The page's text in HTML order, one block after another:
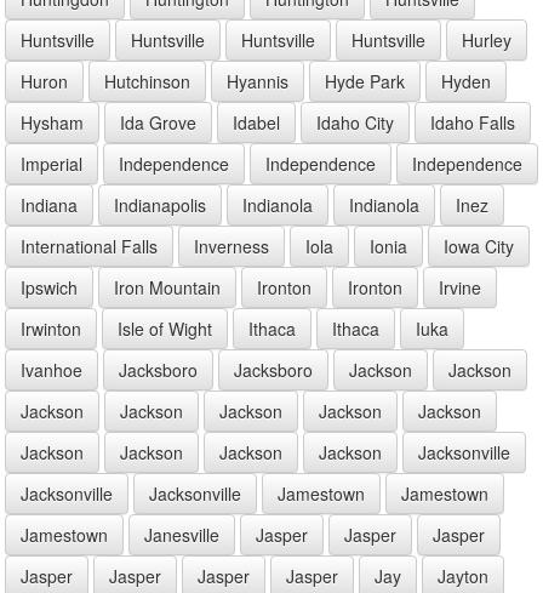
Huntsville
Huntsville Huntsville Huntsville
Hurley
Huron
Hutchinson Hyannis Hyde Park
Hyden
Hysham
Ida Grove Idabel Idaho City
Idaho Falls
Imperial
Independence Independence
Independence
Indiana
Indianapolis Indianola Indianola
Inez
International Falls
Inverness Iola Ionia
Iowa City
Ipswich
Iron Mountain Ironton Ironton
Irvine
Irwinton
Isle of Wight Ithaca Ithaca
Iuka
Ivanhoe
Jacksboro Jacksboro Jackson
Jackson
Jackson
Jackson Jackson Jackson
Jackson
Jackson
Jackson Jackson Jackson
Jacksonville
Jacksonville
Jacksonville Jamestown
Jamestown
Jamestown
Janesville Jasper Jasper
Jasper
Jasper
Jasper Jasper Jasper Jay Jayton